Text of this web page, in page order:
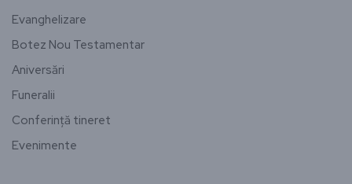
Evanghelizare
Botez Nou Testamentar
Aniversări
Funeralii
Conferință tineret
Evenimente